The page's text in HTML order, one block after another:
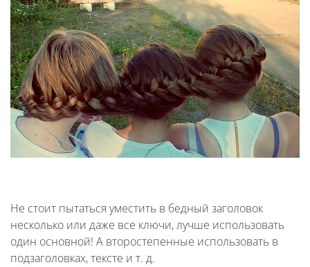
Не стоит пытаться уместить в бедный заголовок
несколько или даже все ключи, лучше использовать
один основной! А второстепенные использовать в
подзаголовках, тексте и т. д.